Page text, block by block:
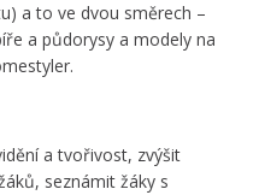
a to ve dvou směrech –
a půdorysy a modely na
a tvořivost, zvýšit
seznámit žáky s